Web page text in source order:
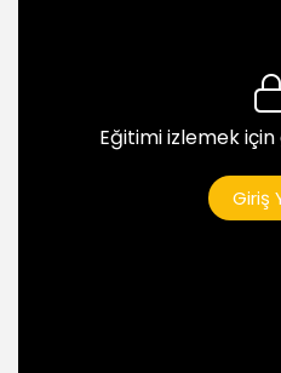
Eğitimi izlemek için
Giriş
Üç Boyut Araçları
Çalışma alanının